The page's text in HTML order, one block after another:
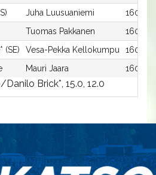
Juha Luusuaniemi
1600:9
Tuomas Pakkanen
1600:2
(SE) Vesa-Pekka Kellokumpu
1600:3
Mauri Jaara 1600:7
Danilo Brick*, 15.0, 12.0